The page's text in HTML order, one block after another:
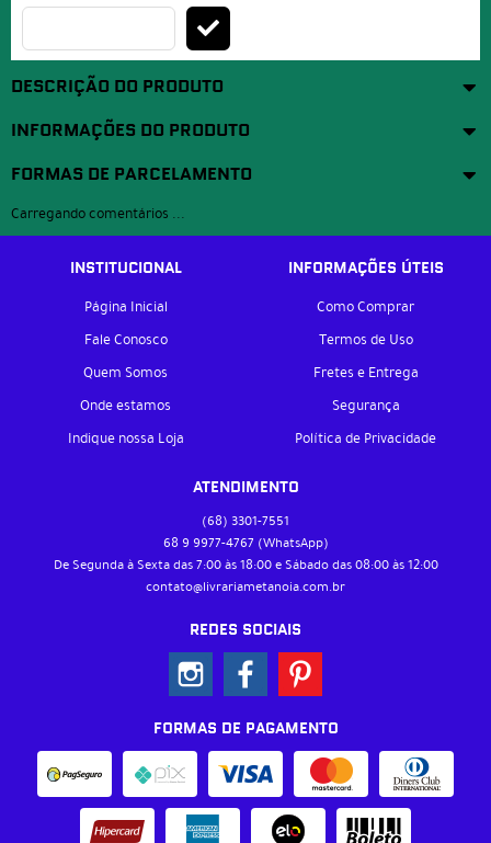
DESCRIÇÃO DO PRODUTO
INFORMAÇÕES DO PRODUTO
FORMAS DE PARCELAMENTO
Carregando comentários ...
INSTITUCIONAL
Página Inicial
Fale Conosco
Quem Somos
Onde estamos
Indique nossa Loja
INFORMAÇÕES ÚTEIS
Como Comprar
Termos de Uso
Fretes e Entrega
Segurança
Política de Privacidade
ATENDIMENTO
(68) 3301-7551
68 9 9977-4767 (WhatsApp)
De Segunda à Sexta das 7:00 às 18:00 e Sábado das 08:00 às 12:00
contato@livrariametanoia.com.br
REDES SOCIAIS
FORMAS DE PAGAMENTO